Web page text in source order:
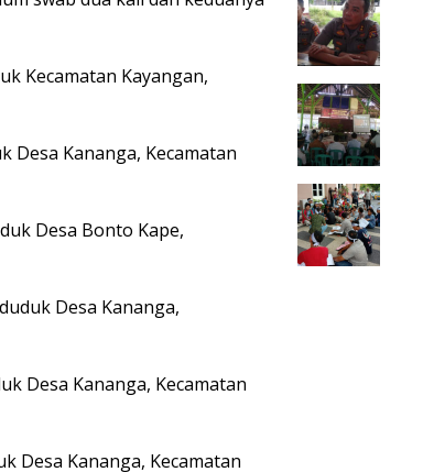
Kecamatan Kayangan,
Desa Kananga, Kecamatan
Desa Bonto Kape,
Desa Kananga,
Desa Kananga, Kecamatan
Desa Kananga, Kecamatan